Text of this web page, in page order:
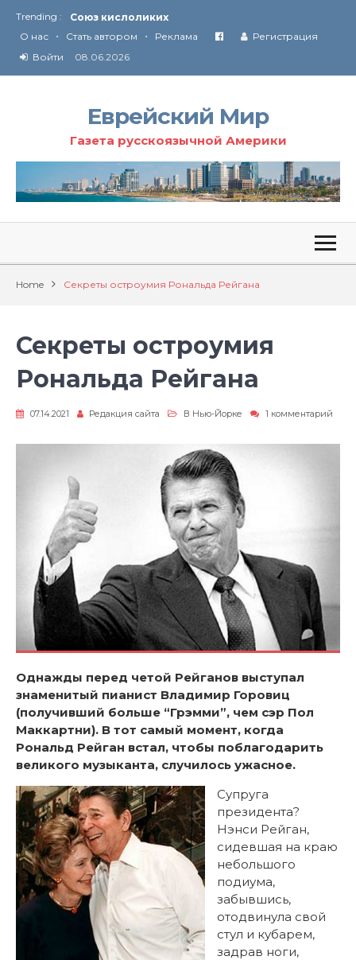
Trending :
Соглашение США с Ираном
Технология Революции в Иране
О нас • Стать автором • Реклама
Регистрация
Войти
08.06.2026
Еврейский Мир
Газета русскоязычной Америки
Home Секреты остроумия Рональда Рейгана
Секреты остроумия
Рональда Рейгана
07.14.2021 Редакция сайта В Нью-Йорке
1 комментарий
Однажды перед четой Рейганов выступал
знаменитый пианист Владимир Горовиц
(получивший больше “Грэмми”, чем сэр Пол
Маккартни). В тот самый момент, когда
Рональд Рейган встал, чтобы поблагодарить
великого музыканта, случилось ужасное.
Супруга
президента?
Нэнси Рейган,
сидевшая на краю
небольшого
подиума,
забывшись,
отодвинула свой
стул и кубарем,
задрав ноги,